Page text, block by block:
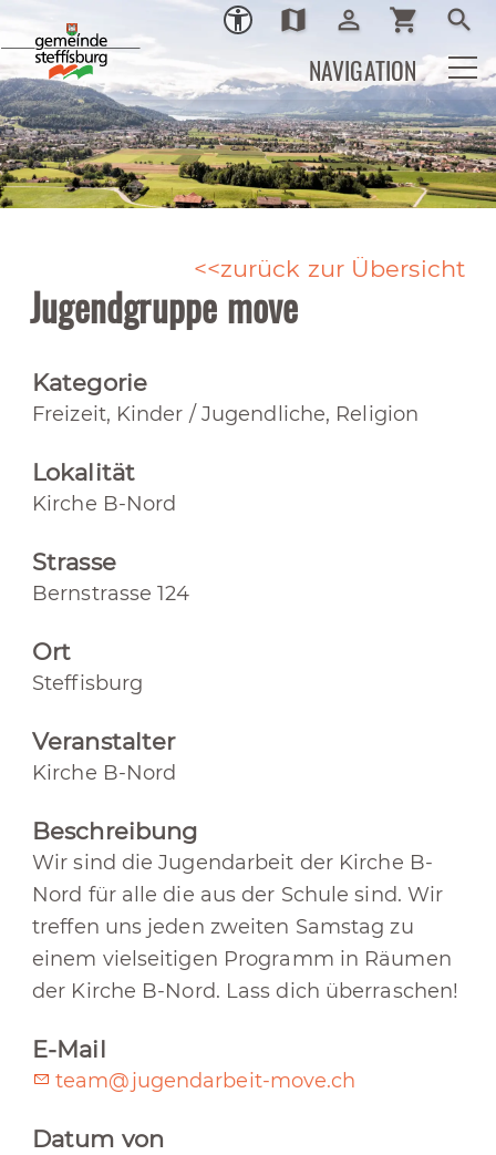
Ortsplan
map Login
person_outline shopping_cart search
NAVIGATION
zurück zur Übersicht
Jugendgruppe move
Kategorie
Freizeit, Kinder / Jugendliche, Religion
Lokalität
Kirche B-Nord
Strasse
Bernstrasse 124
Ort
Steffisburg
Veranstalter
Kirche B-Nord
Beschreibung
Wir sind die Jugendarbeit der Kirche B-
Nord für alle die aus der Schule sind. Wir
treffen uns jeden zweiten Samstag zu
einem vielseitigen Programm in Räumen
der Kirche B-Nord. Lass dich überraschen!
E-Mail
team@jugendarbeit-move.ch
Datum von